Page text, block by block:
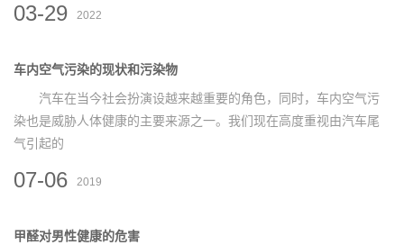
03-29 2022
车内空气污染的现状和污染物
汽车在当今社会扮演设越来越重要的角色，同时，车内空气污
染也是威胁人体健康的主要来源之一。我们现在高度重视由汽车尾
气引起的
07-06 2019
甲醛对男性健康的危害